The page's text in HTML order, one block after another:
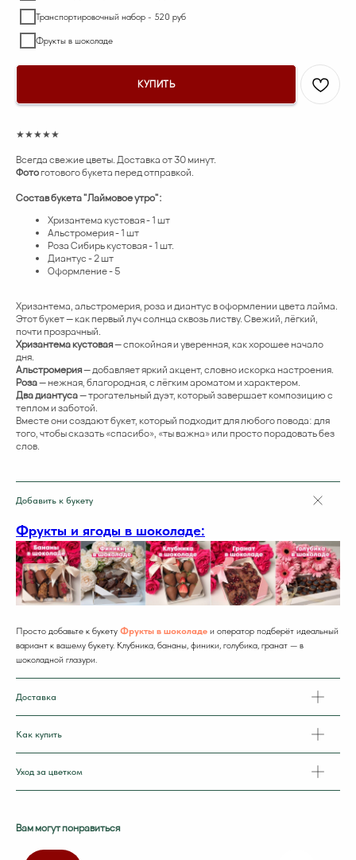
Транспортировочный набор - 520 руб
Фрукты в шоколаде
КУПИТЬ
★★★★★
Всегда свежие цветы. Доставка от 30 минут.
Фотоготового букета перед отправкой.
Состав букета "Лаймовое утро":
Хризантема кустовая - 1 шт
Альстромерия - 1 шт
Роза Сибирь кустовая - 1 шт.
Диантус - 2 шт
Оформление - 5
Хризантема, альстромерия, роза и диантус в оформлении цвета лайма.
Этот букет — как первый луч солнца сквозь листву. Свежий, лёгкий,
почти прозрачный.
Хризантема кустовая— спокойная и уверенная, как хорошее начало
дня.
Альстромерия— добавляет яркий акцент, словно искорка настроения.
Роза— нежная, благородная, с лёгким ароматом и характером.
Два диантуса— трогательный дуэт, который завершает композицию с
теплом и заботой.
Вместе они создают букет, который подходит для любого повода: для
того, чтобы сказать «спасибо», «ты важна» или просто порадовать без
слов.
Добавить к букету
Фрукты и ягоды в шоколаде:
Просто добавьте к букету Фрукты в шоколаде и оператор подберёт идеальный
вариант к вашему букету. Клубника, бананы, финики, голубика, гранат — в
шоколадной глазури.
Доставка
Как купить
Уход за цветком
Вам могут понравиться